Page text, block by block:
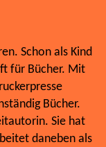
Schon als Kind
für Bücher. Mit
Bücher.
Sie hat
daneben als